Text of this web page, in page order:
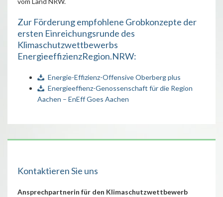
Zur Förderung empfohlene Grobkonzepte der
ersten Einreichungsrunde des
Klimaschutzwettbewerbs
EnergieeffizienzRegion.NRW:
Energie-Effizienz-Offensive Oberberg plus
Energieeffienz-Genossenschaft für die Region
Aachen – EnEff Goes Aachen
Kontaktieren Sie uns
Ansprechpartnerin für den Klimaschutzwettbewerb